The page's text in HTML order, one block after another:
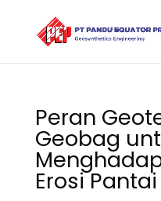
Peran
Geobag
Erosi Pantai